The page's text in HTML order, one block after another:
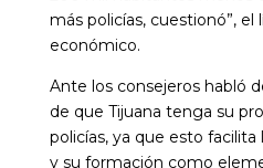
más policías, cuestionó”, el
económico.
Ante los consejeros habló
de que Tijuana tenga su
policías, ya que esto
y su formación como